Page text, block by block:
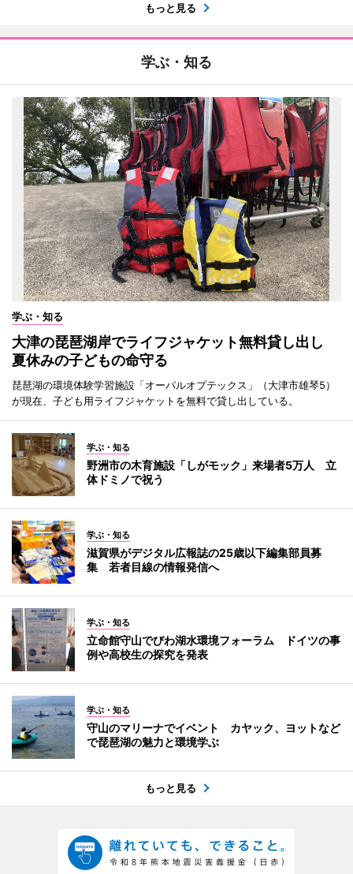
もっと見る
学ぶ・知る
学ぶ・知る
大津の琵琶湖岸でライフジャケット無料貸し出し
夏休みの子どもの命守る
琵琶湖の環境体験学習施設「オーパルオプテックス」（大津市雄琴5）
が現在、子ども用ライフジャケットを無料で貸し出している。
学ぶ・知る
野洲市の木育施設「しがモック」来場者5万人 立
体ドミノで祝う
学ぶ・知る
滋賀県がデジタル広報誌の25歳以下編集部員募
集 若者目線の情報発信へ
学ぶ・知る
立命館守山でびわ湖水環境フォーラム ドイツの事
例や高校生の探究を発表
学ぶ・知る
守山のマリーナでイベント カヤック、ヨットなど
で琵琶湖の魅力と環境学ぶ
もっと見る